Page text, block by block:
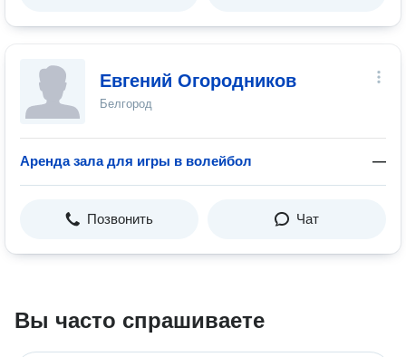
Евгений Огородников
Белгород
Аренда зала для игры в волейбол —
Позвонить Чат
Вы часто спрашиваете